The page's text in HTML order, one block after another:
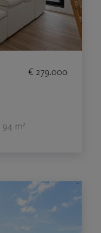
€ 279.000
94 m²